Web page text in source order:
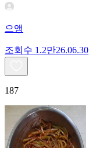
으앵
조회수 1.2만26.06.30
187